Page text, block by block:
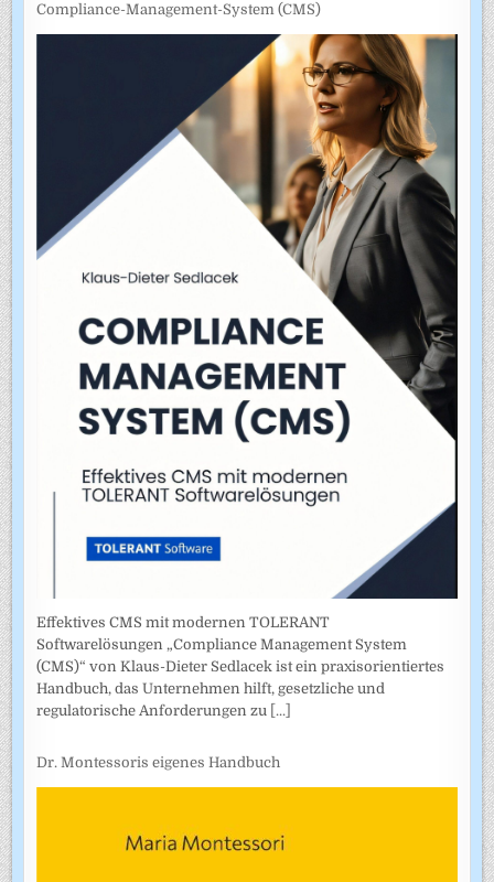
Compliance-Management-System (CMS)
Effektives CMS mit modernen TOLERANT
Softwarelösungen „Compliance Management System
(CMS)“ von Klaus-Dieter Sedlacek ist ein praxisorientiertes
Handbuch, das Unternehmen hilft, gesetzliche und
regulatorische Anforderungen zu [...]
Dr. Montessoris eigenes Handbuch